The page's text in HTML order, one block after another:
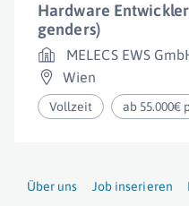
Hardware
genders)
MELECS EWS
Wien
Vollzeit ab 55.000€
Über uns Job inserieren